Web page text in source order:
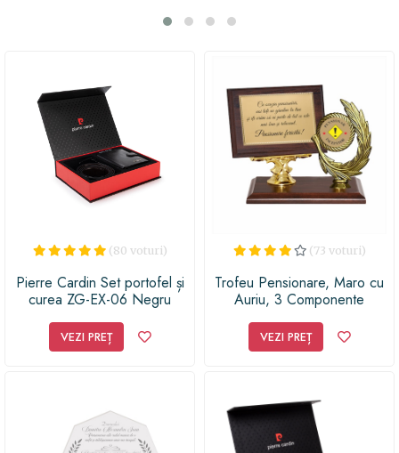
să-și savureze cafeaua dimineților liniștite și să se simtă
(80 voturi)
Pierre Cardin Set portofel și
curea ZG-EX-06 Negru
VEZI PREȚ
(73 voturi)
Trofeu Pensionare, Maro cu
Auriu, 3 Componente
VEZI PREȚ